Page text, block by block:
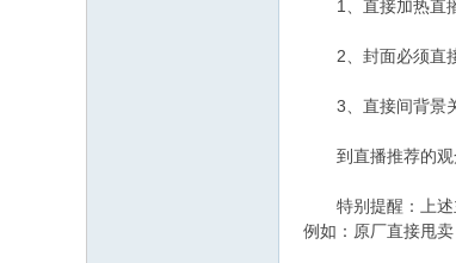
1、直接加热直
2、封面必须直接
3、直接间背景关
到直播推荐的观
特别提醒：上述主
例如：原厂直接甩卖